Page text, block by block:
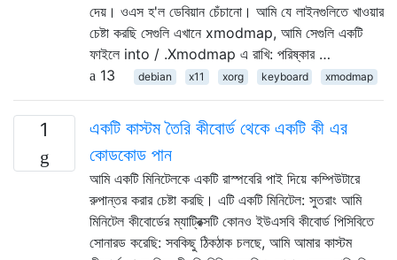
দেয়। ওএস হ'ল ডেবিয়ান চেঁচানো। আমি যে লাইনগুলিতে খাওয়ার
চেষ্টা করছি সেগুলি এখানে xmodmap, আমি সেগুলি একটি
ফাইলে into / .Xmodmap এ রাখি: পরিষ্কার …
13
debian x11 xorg keyboard xmodmap
1
একটি কাস্টম তৈরি কীবোর্ড থেকে একটি কী এর
কোডকোড পান
আমি একটি মিনিটেলকে একটি রাস্পবেরি পাই দিয়ে কম্পিউটারে
রুপান্তর করার চেষ্টা করছি। এটি একটি মিনিটেল: সুতরাং আমি
মিনিটেল কীবোর্ডের ম্যাট্রিক্সটি কোনও ইউএসবি কীবোর্ড পিসিবিতে
সোনারড করেছি: সবকিছু ঠিকঠাক চলছে, আমি আমার কাস্টম